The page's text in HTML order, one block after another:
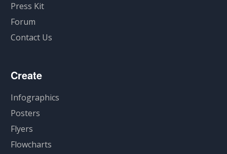
Press Kit
Forum
Contact Us
Create
Infographics
Posters
Flyers
Flowcharts